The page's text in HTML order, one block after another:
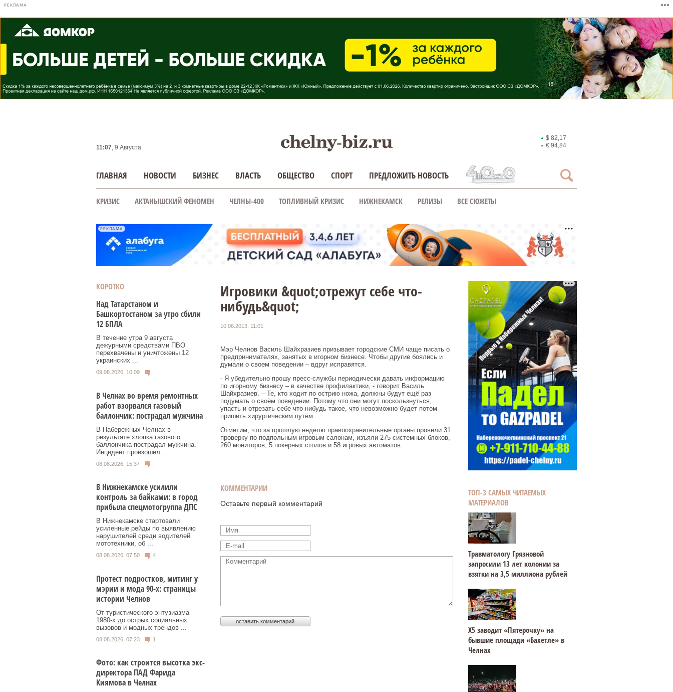
РЕКЛАМА
11:07, 9 Августа
$ 82,17
€ 94,84
ГЛАВНАЯ НОВОСТИ БИЗНЕС ВЛАСТЬ ОБЩЕСТВО СПОРТ ПРЕДЛОЖИТЬ НОВОСТЬ
КРИЗИС АКТАНЫШСКИЙ ФЕНОМЕН ЧЕЛНЫ-400 ТОПЛИВНЫЙ КРИЗИС НИЖНЕКАМСК РЕЛИЗЫ ВСЕ СЮЖЕТЫ
РЕКЛАМА
КОРОТКО
Над Татарстаном и
Башкортостаном за утро сбили
12 БПЛА
В течение утра 9 августа
дежурными средствами ПВО
перехвачены и уничтожены 12
украинских ...
09.08.2026, 10:09
В Челнах во время ремонтных
работ взорвался газовый
баллончик: пострадал мужчина
В Набережных Челнах в
результате хлопка газового
баллончика пострадал мужчина.
Инцидент произошел ...
08.08.2026, 15:37
В Нижнекамске усилили
контроль за байками: в город
прибыла спецмотогруппа ДПС
В Нижнекамске стартовали
усиленные рейды по выявлению
нарушителей среди водителей
мототехники, об ...
08.08.2026, 07:50 4
Протест подростков, митинг у
мэрии и мода 90-х: страницы
истории Челнов
От туристического энтузиазма
1980‑х до острых социальных
вызовов и модных трендов ...
08.08.2026, 07:23 1
Фото: как строится высотка экс-
директора ПАД Фарида
Киямова в Челнах
Игровики &quot;отрежут себе что-
нибудь&quot;
10.06.2013, 11:01
Мэр Челнов Василь Шайхразиев призывает городские СМИ чаще писать о
предпринимателях, занятых в игорном бизнесе. Чтобы другие боялись и
думали о своем поведении – вдруг исправятся.
- Я убедительно прошу пресс-службы периодически давать информацию
по игорному бизнесу – в качестве профилактики, - говорит Василь
Шайхразиев. – Те, кто ходит по острию ножа, должны будут ещё раз
подумать о своём поведении. Потому что они могут поскользнуться,
упасть и отрезать себе что-нибудь такое, что невозможно будет потом
пришить хирургическим путём.
Отметим, что за прошлую неделю правоохранительные органы провели 31
проверку по подпольным игровым салонам, изъяли 275 системных блоков,
260 мониторов, 5 покерных столов и 58 игровых автоматов.
КОММЕНТАРИИ
Оставьте первый комментарий
ТОП-3 САМЫХ ЧИТАЕМЫХ
МАТЕРИАЛОВ
Травматологу Грязновой
запросили 13 лет колонии за
взятки на 3,5 миллиона рублей
Х5 заводит «Пятерочку» на
бывшие площади «Бахетле» в
Челнах